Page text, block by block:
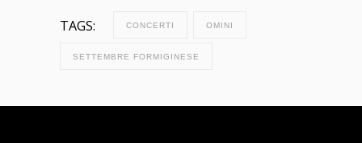
TAGS: CONCERTI OMINI
SETTEMBRE FORMIGINESE